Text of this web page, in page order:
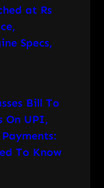
at Rs
Specs,
Bill To
On UPI,
To Know